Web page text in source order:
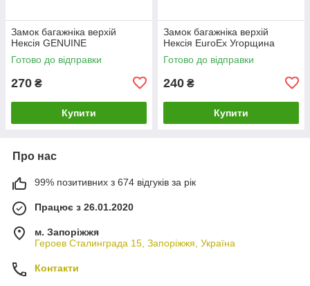
Замок багажніка верхій
Нексія GENUINE
Готово до відправки
270 ₴
Купити
Замок багажніка верхій
Нексія EuroEx Угорщина
Готово до відправки
240 ₴
Купити
Про нас
99% позитивних з 674 відгуків за рік
Працює з 26.01.2020
м. Запоріжжя
Героев Сталинграда 15, Запоріжжя, Україна
Контакти